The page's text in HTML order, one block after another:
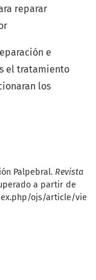
Palpebral. Revista
a partir de
ojs/article/vie
reparar
e
el tratamiento
los